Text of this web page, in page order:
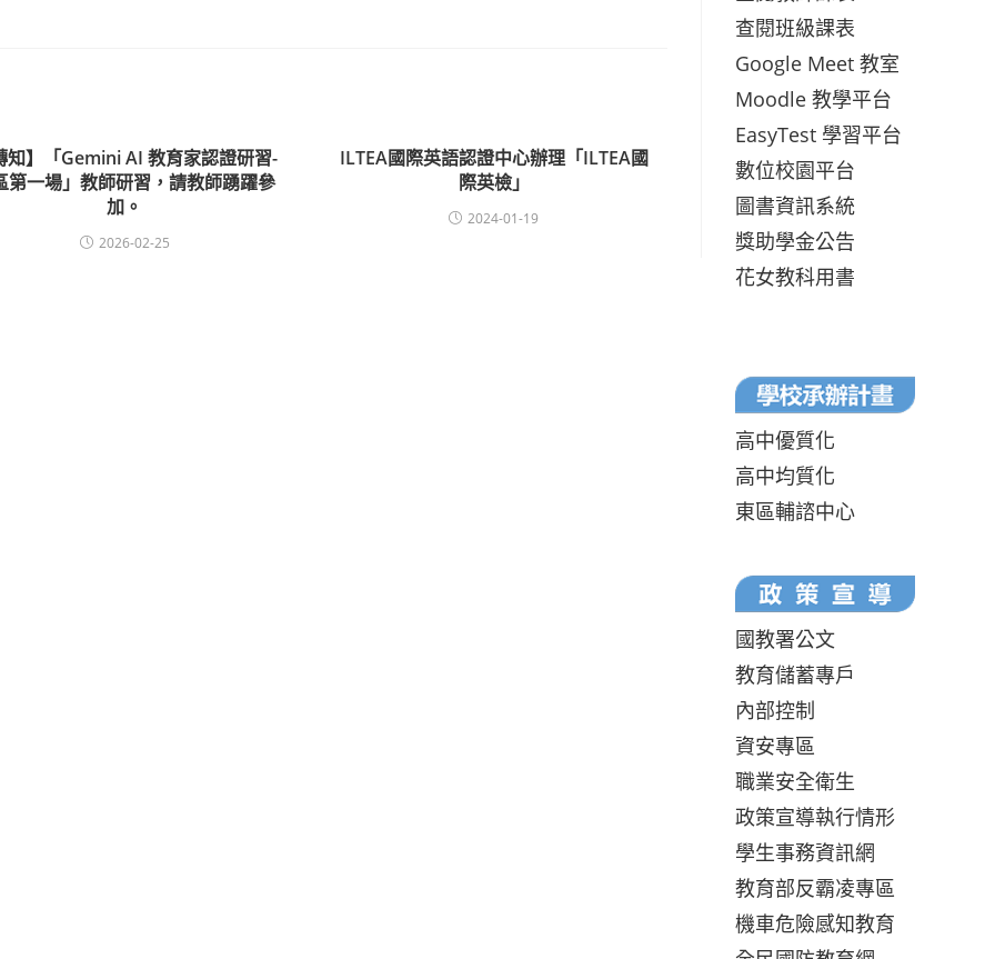
知】「Gemini AI 教育家認證研習-
第一場」教師研習，請教師踴躍參
加。
2026-02-25
ILTEA國際英語認證中心辦理「ILTEA國
際英檢」
2024-01-19
查閱班級課表
Google Meet 教室
Moodle 教學平台
EasyTest 學習平台
數位校園平台
圖書資訊系統
獎助學金公告
花女教科用書
高中優質化
高中均質化
東區輔諮中心
國教署公文
教育儲蓄專戶
內部控制
資安專區
職業安全衛生
政策宣導執行情形
學生事務資訊網
教育部反霸凌專區
機車危險感知教育